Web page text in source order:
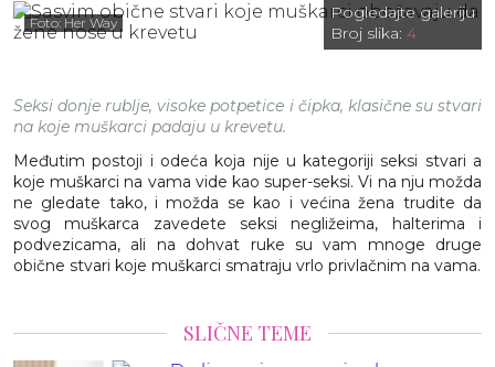
Foto: Her Way
Pogledajte galeriju
Broj slika: 4
Seksi donje rublje, visoke potpetice i čipka, klasične su stvari
na koje muškarci padaju u krevetu.
Međutim postoji i odeća koja nije u kategoriji seksi stvari a
koje muškarci na vama vide kao super-seksi. Vi na nju možda
ne gledate tako, i možda se kao i većina žena trudite da
svog muškarca zavedete seksi negližeima, halterima i
podvezicama, ali na dohvat ruke su vam mnoge druge
obične stvari koje muškarci smatraju vrlo privlačnim na vama.
SLIČNE TEME